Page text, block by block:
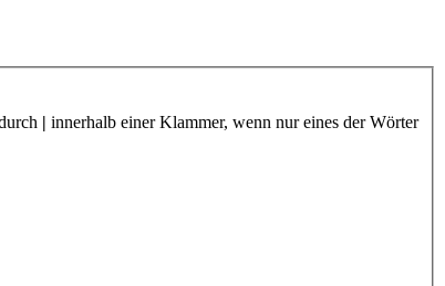
| innerhalb einer Klammer, wenn nur eines der Wörter